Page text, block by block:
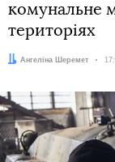
комунальне
територіях
Автор:
Ангеліна Шеремет